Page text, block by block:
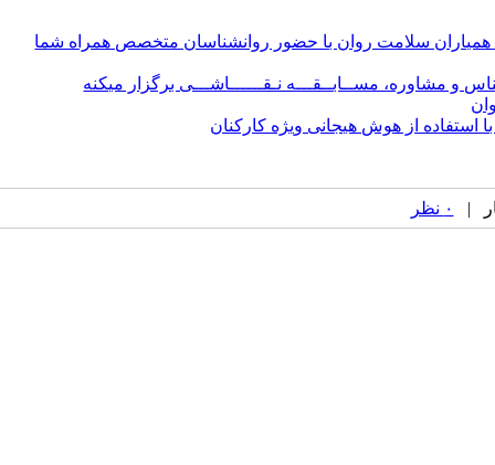
همیاران سلامت روان با حضور روانشناسان متخصص همراه شما
و مشاوره، مســابــقـــه نـقــــــاشـــی برگزار میکنه
استفاده از هوش هیجانی ویژه کارکنان
۰ نظر